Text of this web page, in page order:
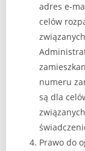
adres e-
celów
numeru
są dla
Prawo do